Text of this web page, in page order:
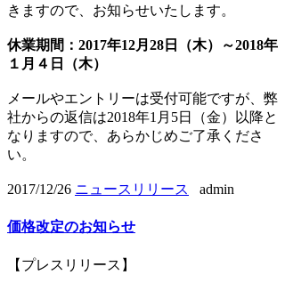
きますので、お知らせいたします。
休業期間：2017年12月28日（木）～2018年
１月４日（木）
メールやエントリーは受付可能ですが、弊
社からの返信は2018年1月5日（金）以降と
なりますので、あらかじめご了承くださ
い。
2017/12/26 ニュースリリース admin
価格改定のお知らせ
【プレスリリース】